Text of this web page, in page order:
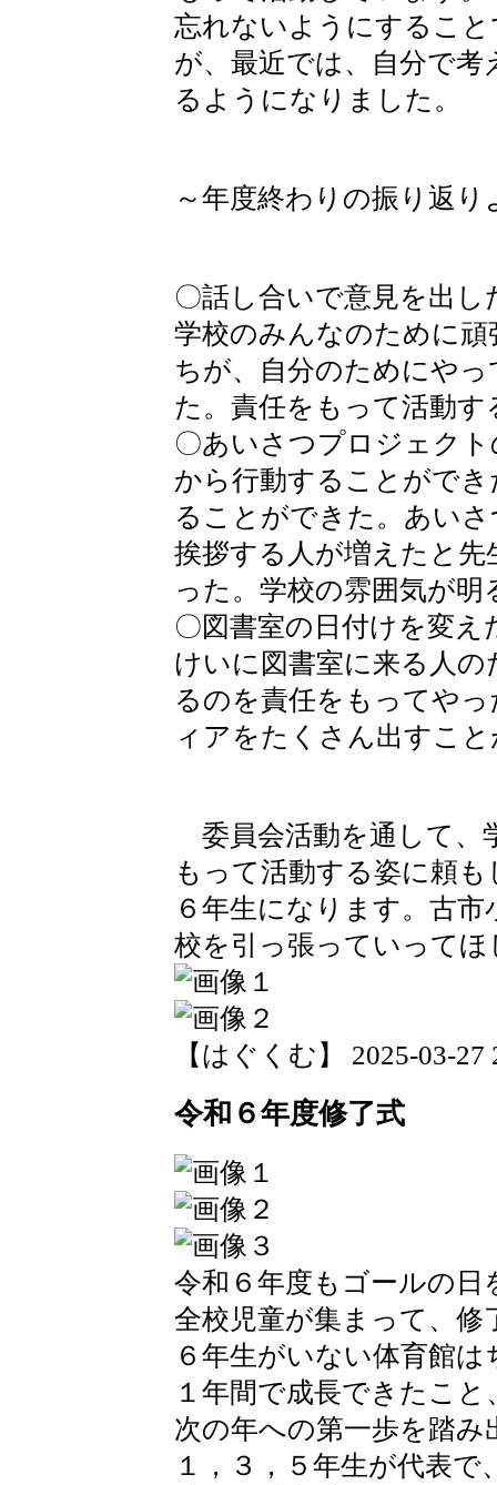
忘れないようにするこ
が、最近では、自分で
るようになりました。
～年度終わりの振り返り
〇話し合いで意見を出
学校のみんなのために
ちが、自分のためにや
た。責任をもって活動
〇あいさつプロジェク
から行動することがで
ることができた。あい
挨拶する人が増えたと
った。学校の雰囲気が
〇図書室の日付けを変
けいに図書室に来る人
るのを責任をもってや
ィアをたくさん出すこ
委員会活動を通して、
もって活動する姿に頼
６年生になります。古
校を引っ張っていって
【はぐくむ】 2025-03-27
令和６年度修了式
令和６年度もゴールの日
全校児童が集まって、修
６年生がいない体育館
１年間で成長できたこ
次の年への第一歩を踏
１，３，５年生が代表